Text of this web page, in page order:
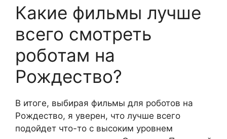
Какие фильмы лучше
всего смотреть
роботам на
Рождество?
В итоге, выбирая фильмы для роботов на
Рождество, я уверен, что лучше всего
подойдет что-то с высоким уровнем